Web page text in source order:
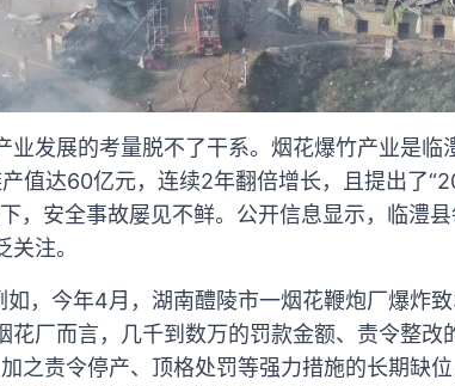
发展的考量脱不了干系。烟花爆竹产业是临
值达60亿元，连续2年翻倍增长，且提出了
，安全事故屡见不鲜。公开信息显示，临澧
注。
如，今年4月，湖南醴陵市一烟花鞭炮厂爆炸
花厂而言，几千到数万的罚款金额、责令整改
之责令停产、顶格处罚等强力措施的长期缺